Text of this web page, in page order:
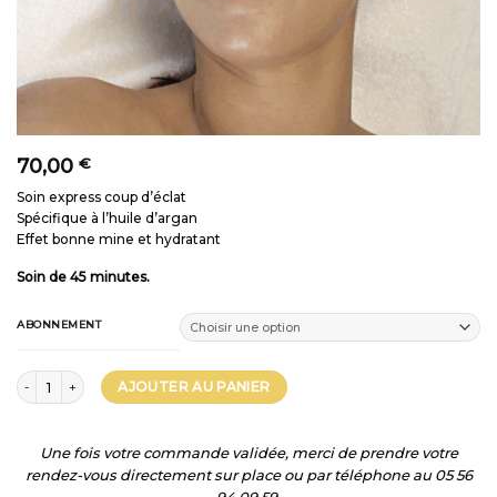
70,00 €
Soin express coup d’éclat
Spécifique à l’huile d’argan
Effet bonne mine et hydratant
Soin de 45 minutes.
ABONNEMENT
quantité de ZEYNAAJOUTER AU PANIER
Une fois votre commande validée, merci de prendre votre
rendez-vous directement sur place ou par téléphone au 05 56